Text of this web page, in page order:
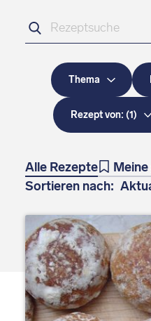
Ihr
Suchbegriff
Thema
Rezept von: (1)
Alle Rezepte
Sortieren nach: